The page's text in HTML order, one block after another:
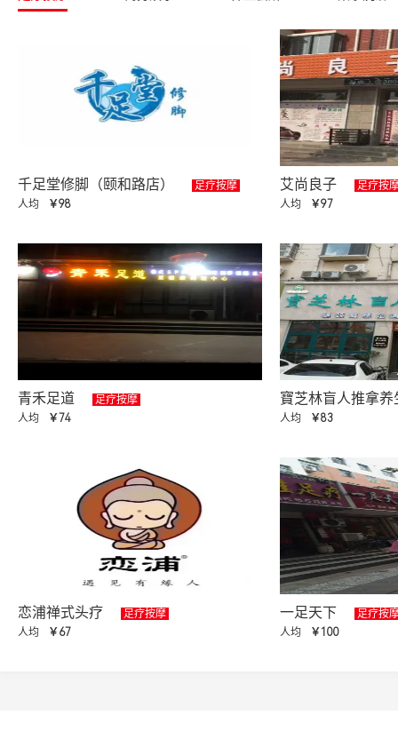
千足堂修脚（颐和路店）
足疗按摩
人均
￥98
艾尚良子
足疗按
人均
￥97
青禾足道
足疗按摩
人均
￥74
寶芝林盲人推拿养
人均 ￥83
恋浦禅式头疗
足疗按摩
人均
￥67
一足天下
足疗按
人均
￥100